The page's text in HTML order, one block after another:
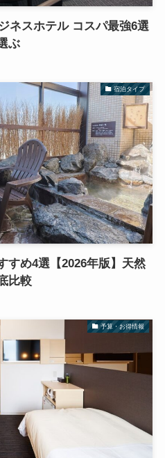
ネスホテル コスパ最強6選
ぶ
宿泊タイプ
すめ4選【2026年版】天然
比較
予算・お得情報